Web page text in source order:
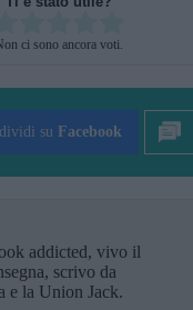
ci sono ancora voti.
su Facebook
addicted, vivo il
scrivo da
e la Union Jack.